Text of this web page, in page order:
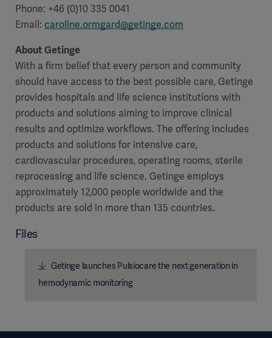
Phone: +46 (0)10 335 0041
Email: caroline.ormgard@getinge.com
About Getinge
With a firm belief that every person and community
should have access to the best possible care, Getinge
provides hospitals and life science institutions with
products and solutions aiming to improve clinical
results and optimize workflows. The offering includes
products and solutions for intensive care,
cardiovascular procedures, operating rooms, sterile
reprocessing and life science. Getinge employs
approximately 12,000 people worldwide and the
products are sold in more than 135 countries.
Files
Getinge launches Pulsiocare the next generation in
hemodynamic monitoring